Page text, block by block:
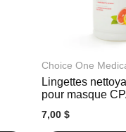
Choice One
Lingettes
pour masque
7,00 $